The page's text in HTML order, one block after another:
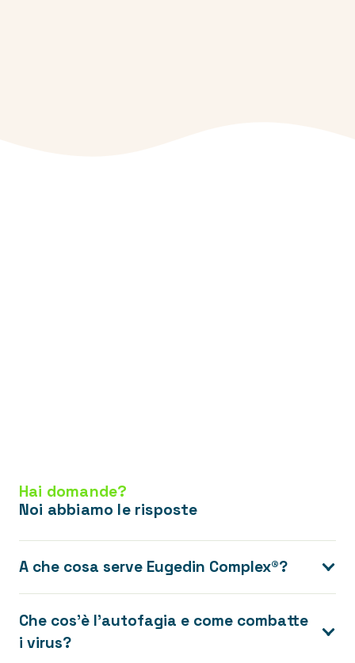
Hai domande?
Noi abbiamo le risposte
A che cosa serve Eugedin Complex®?
Che cos’è l’autofagia e come combatte
i virus?